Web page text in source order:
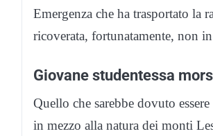
Emergenza che ha trasportato la
ricoverata, fortunatamente, non
Giovane studentessa
Quello che sarebbe dovuto
in mezzo alla natura dei monti